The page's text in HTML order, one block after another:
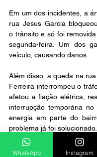
Em um dos incidentes, a
rua Jesus Garcia
o trânsito e só foi
segunda-feira. Um dos
veículo, causando danos.
Além disso, a queda na
Ferreira interrompeu o
afetou a fiação elétrica,
interrupção temporária
energia em parte do
problema já foi solucionado.
Notícias
WhatsApp Instagram